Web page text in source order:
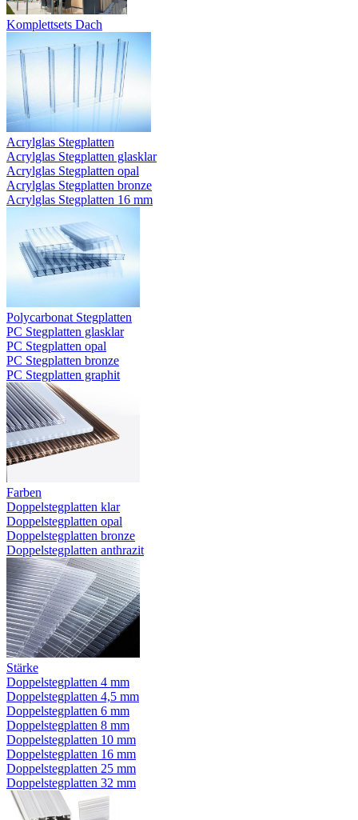
Komplettsets Dach
Acrylglas Stegplatten
Acrylglas Stegplatten glasklar
Acrylglas Stegplatten opal
Acrylglas Stegplatten bronze
Acrylglas Stegplatten 16 mm
Polycarbonat Stegplatten
PC Stegplatten glasklar
PC Stegplatten opal
PC Stegplatten bronze
PC Stegplatten graphit
Farben
Doppelstegplatten klar
Doppelstegplatten opal
Doppelstegplatten bronze
Doppelstegplatten anthrazit
Stärke
Doppelstegplatten 4 mm
Doppelstegplatten 4,5 mm
Doppelstegplatten 6 mm
Doppelstegplatten 8 mm
Doppelstegplatten 10 mm
Doppelstegplatten 16 mm
Doppelstegplatten 25 mm
Doppelstegplatten 32 mm